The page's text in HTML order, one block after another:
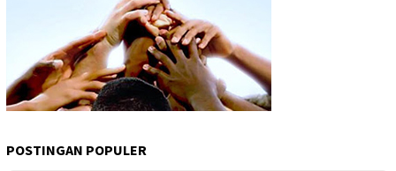
POSTINGAN POPULER